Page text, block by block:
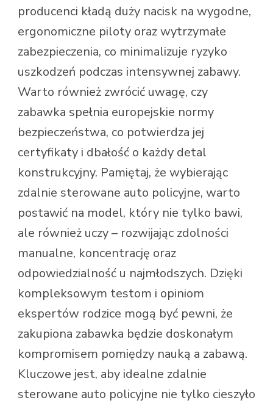
producenci kładą duży nacisk na wygodne,
ergonomiczne piloty oraz wytrzymałe
zabezpieczenia, co minimalizuje ryzyko
uszkodzeń podczas intensywnej zabawy.
Warto również zwrócić uwagę, czy
zabawka spełnia europejskie normy
bezpieczeństwa, co potwierdza jej
certyfikaty i dbałość o każdy detal
konstrukcyjny. Pamiętaj, że wybierając
zdalnie sterowane auto policyjne, warto
postawić na model, który nie tylko bawi,
ale również uczy – rozwijając zdolności
manualne, koncentrację oraz
odpowiedzialność u najmłodszych. Dzięki
kompleksowym testom i opiniom
ekspertów rodzice mogą być pewni, że
zakupiona zabawka będzie doskonałym
kompromisem pomiędzy nauką a zabawą.
Kluczowe jest, aby idealne zdalnie
sterowane auto policyjne nie tylko cieszyło